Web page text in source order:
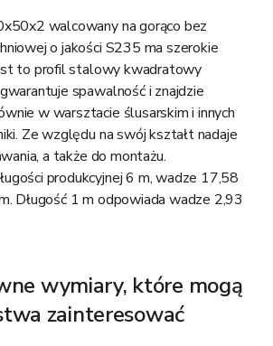
walcowany na gorąco bez
o jakości S235 ma szerokie
to profil stalowy kwadratowy
spawalność i znajdzie
w warsztacie ślusarskim i innych
Ze względu na swój kształt nadaje
a także do montażu.
produkcyjnej 6 m, wadze 17,58
Długość 1 m odpowiada wadze 2,93
wymiary, które mogą
zainteresować